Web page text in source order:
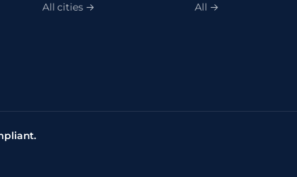
All cities →
All →